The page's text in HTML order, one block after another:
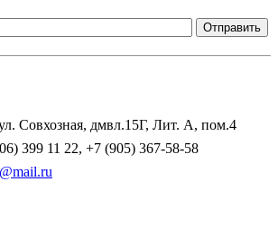
Совхозная, дмвл.15Г, Лит. А, пом.4
399 11 22, +7 (905) 367-58-58